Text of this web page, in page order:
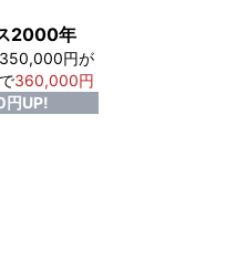
2000年
円が
360,000円
UP!